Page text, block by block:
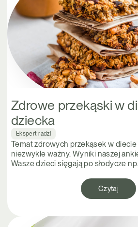
Zdrowe przekąski w
dziecka
Ekspert radzi
Temat zdrowych przekąsek w
niezwykle ważny. Wyniki naszej
Wasze dzieci sięgają po słodycze
Czytaj